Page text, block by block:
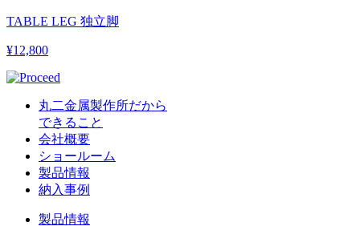
TABLE LEG 独立脚
¥12,800
丸二金属製作所だから
できること
会社概要
ショールーム
製品情報
納入事例
製品情報